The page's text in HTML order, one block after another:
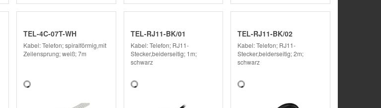
TEL-4C-07T-WH
Kabel: Telefon; spiralförmig,mit
Zeilensprung; weiß; 7m
TEL-RJ11-BK/01
Kabel: Telefon; RJ11-
Stecker,beiderseitig; 1m;
schwarz
TEL-RJ11-BK/02
Kabel: Telefon; RJ11-
Stecker,beiderseitig; 2m;
schwarz